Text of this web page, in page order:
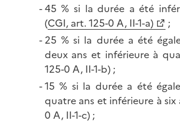
45 % si la durée a été
(CGI, art. 125-0 A, II-1-a)
;
25 % si la durée a été
deux ans et inférieure à
125-0 A, II-1-b) ;
15 % si la durée a été
quatre ans et inférieure à six
0 A, II-1-c) ;